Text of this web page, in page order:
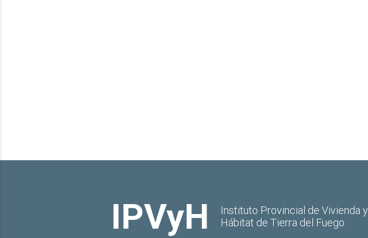
IPVyH
Instituto Provincial de Vivienda y
Hábitat de Tierra del Fuego